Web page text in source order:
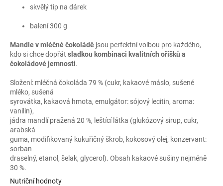
skvělý tip na dárek
balení 300 g
Mandle v mléčné čokoládě jsou perfektní volbou pro každého,
kdo si chce dopřát sladkou kombinaci kvalitních oříšků a
čokoládové jemnosti.
Složení: mléčná čokoláda 79 % (cukr, kakaové máslo, sušené
mléko, sušená
syrovátka, kakaová hmota, emulgátor: sójový lecitin, aroma:
vanilin),
jádra mandlí pražená 20 %, leštící látka (glukózový sirup, cukr,
arabská
guma, modifikovaný kukuřičný škrob, kokosový olej, konzervant:
sorban
draselný, etanol, šelak, glycerol). Obsah kakaové sušiny nejméně
30 %.
Nutriční hodnoty